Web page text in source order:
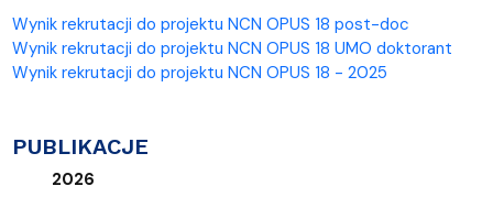
Wynik rekrutacji do projektu NCN OPUS 18 post-doc
Wynik rekrutacji do projektu NCN OPUS 18 UMO doktorant
Wynik rekrutacji do projektu NCN OPUS 18 - 2025
PUBLIKACJE
2026